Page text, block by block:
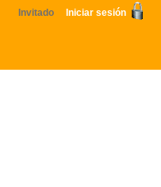
Invitado Iniciar sesión